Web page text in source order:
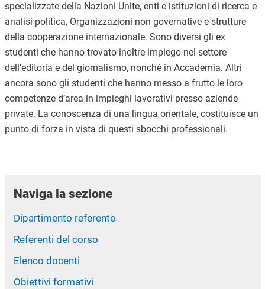
specializzate della Nazioni Unite, enti e istituzioni di ricerca e
analisi politica, Organizzazioni non governative e strutture
della cooperazione internazionale. Sono diversi gli ex
studenti che hanno trovato inoltre impiego nel settore
dell’editoria e del giornalismo, nonché in Accademia. Altri
ancora sono gli studenti che hanno messo a frutto le loro
competenze d’area in impieghi lavorativi presso aziende
private. La conoscenza di una lingua orientale, costituisce un
punto di forza in vista di questi sbocchi professionali.
Naviga la sezione
Dipartimento referente
Referenti del corso
Elenco docenti
Obiettivi formativi